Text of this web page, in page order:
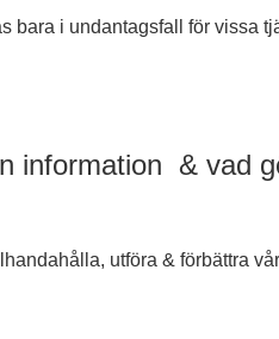
bara i undantagsfall för vissa
information & vad
utföra & förbättra